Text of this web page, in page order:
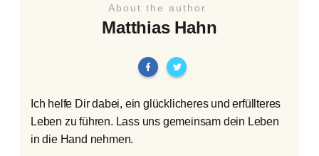
About the author
Matthias Hahn
Ich helfe Dir dabei, ein glücklicheres und erfüllteres
Leben zu führen. Lass uns gemeinsam dein Leben
in die Hand nehmen.